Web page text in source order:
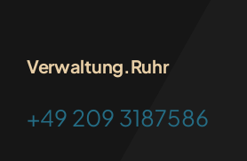
Verwaltung.Ruhr
+49 209 3187586